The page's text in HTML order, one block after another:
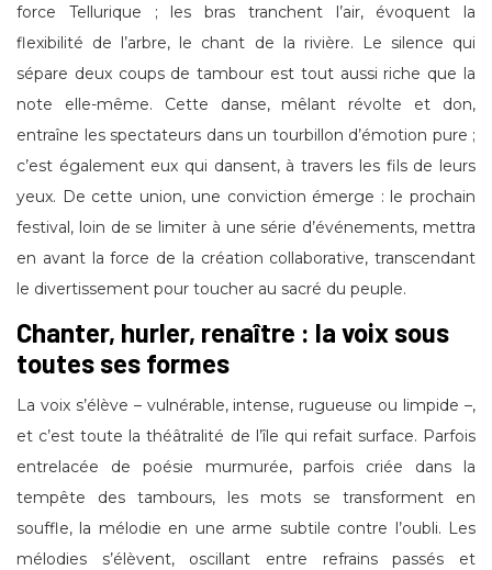
force Tellurique ; les bras tranchent l’air, évoquent la
flexibilité de l’arbre, le chant de la rivière. Le silence qui
sépare deux coups de tambour est tout aussi riche que la
note elle-même. Cette danse, mêlant révolte et don,
entraîne les spectateurs dans un tourbillon d’émotion pure ;
c’est également eux qui dansent, à travers les fils de leurs
yeux. De cette union, une conviction émerge : le prochain
festival, loin de se limiter à une série d’événements, mettra
en avant la force de la création collaborative, transcendant
le divertissement pour toucher au sacré du peuple.
Chanter, hurler, renaître : la voix sous
toutes ses formes
La voix s’élève – vulnérable, intense, rugueuse ou limpide –,
et c’est toute la théâtralité de l’île qui refait surface. Parfois
entrelacée de poésie murmurée, parfois criée dans la
tempête des tambours, les mots se transforment en
souffle, la mélodie en une arme subtile contre l’oubli. Les
mélodies s’élèvent, oscillant entre refrains passés et